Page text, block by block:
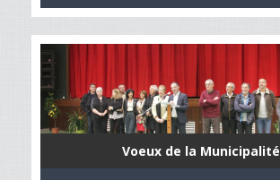
Voeux de la Municipalité